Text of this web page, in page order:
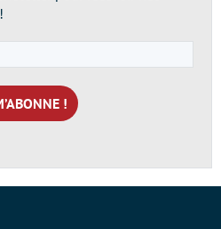
e-
mail
*